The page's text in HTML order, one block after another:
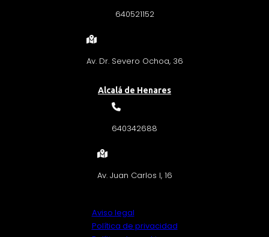
640521152
Av. Dr. Severo Ochoa, 36
Alcalá de Henares
640342688
Av. Juan Carlos I, 16
Aviso legal
Política de privacidad